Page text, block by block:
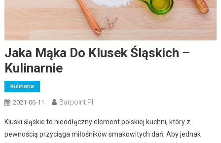
Jaka Mąka Do Klusek Śląskich –
Kulinarnie
Kulinaria
2021-06-11 Barpoint.pl
Kluski śląskie to nieodłączny element polskiej kuchni, który z
pewnością przyciąga miłośników smakowitych dań. Aby jednak